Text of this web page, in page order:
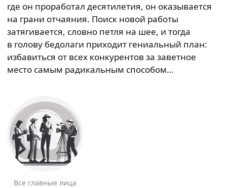
где он проработал десятилетия, он оказывается
на грани отчаяния. Поиск новой работы
затягивается, словно петля на шее, и тогда
в голову бедолаги приходит гениальный план:
избавиться от всех конкурентов за заветное
место самым радикальным способом…
Все главные лица